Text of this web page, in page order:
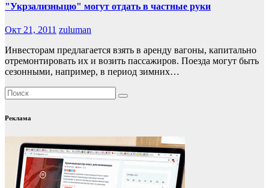
"Укрзализныцю" могут отдать в частные руки
Окт 21, 2011 zuluman
Инвесторам предлагается взять в аренду вагоны, капитально
отремонтировать их и возить пассажиров. Поезда могут быть
сезонными, например, в период зимних…
Реклама